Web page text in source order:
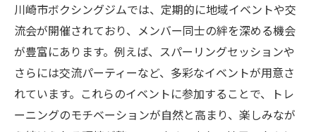
川崎市ボクシングジムでは、定期的に地域イベントや交
流会が開催されており、メンバー同士の絆を深める機会
が豊富にあります。例えば、スパーリングセッションや
さらには交流パーティーなど、多彩なイベントが用意さ
れています。これらのイベントに参加することで、トレ
ーニングのモチベーションが自然と高まり、楽しみなが